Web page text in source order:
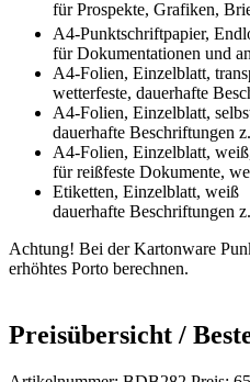
für Prospekte, Grafiken,
A4-Punktschriftpapier,
für Dokumentationen und
A4-Folien, Einzelblatt,
wetterfeste, dauerhafte
A4-Folien, Einzelblatt,
dauerhafte Beschriftungen
A4-Folien, Einzelblatt,
für reißfeste Dokumente,
Etiketten, Einzelblatt, weiß
dauerhafte Beschriftungen
Achtung! Bei der Kartonware
erhöhtes Porto berechnen.
Preisübersicht /